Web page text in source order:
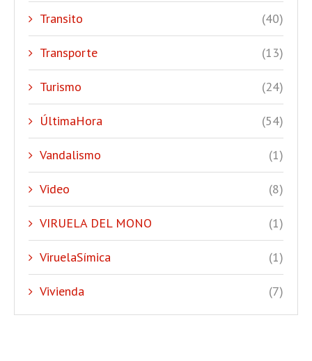
Transito (40)
Transporte (13)
Turismo (24)
ÚltimaHora (54)
Vandalismo (1)
Video (8)
VIRUELA DEL MONO (1)
ViruelaSímica (1)
Vivienda (7)